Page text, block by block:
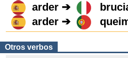
arder ➔
arder ➔
Otros verbos